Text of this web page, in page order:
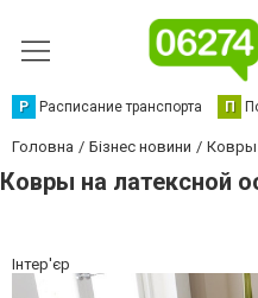
Р Расписание транспорта П
Головна Бізнес новини Ковры
Ковры на латексной
Інтер'єр